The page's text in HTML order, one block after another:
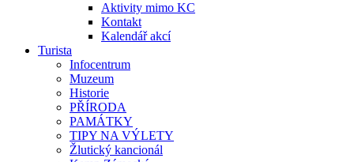
Aktivity mimo KC
Kontakt
Kalendář akcí
Turista
Infocentrum
Muzeum
Historie
PŘÍRODA
PAMÁTKY
TIPY NA VÝLETY
Žlutický kancionál